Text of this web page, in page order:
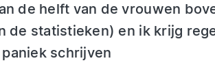
de helft van de vrouwen
de statistieken) en ik krijg
schrijven